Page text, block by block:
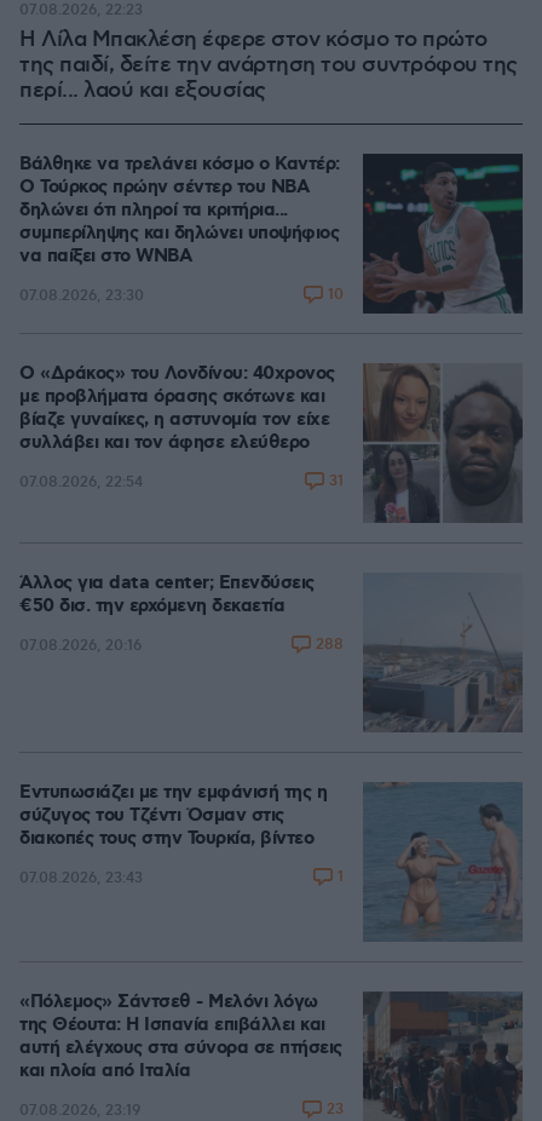
Η Λίλα Μπακλέση έφερε στον κόσμο το πρώτο
της παιδί, δείτε την ανάρτηση του συντρόφου της
περί... λαού και εξουσίας
07.08.2026, 22:23
Βάλθηκε να τρελάνει κόσμο ο Καντέρ:
Ο Τούρκος πρώην σέντερ του NBA
δηλώνει ότι πληροί τα κριτήρια...
συμπερίληψης και δηλώνει υποψήφιος
να παίξει στο WNBA
07.08.2026, 23:30 10
Ο «Δράκος» του Λονδίνου: 40χρονος
με προβλήματα όρασης σκότωνε και
βίαζε γυναίκες, η αστυνομία τον είχε
συλλάβει και τον άφησε ελεύθερο
07.08.2026, 22:54 31
Άλλος για data center; Επενδύσεις
€50 δισ. την ερχόμενη δεκαετία
07.08.2026, 20:16 288
Εντυπωσιάζει με την εμφάνισή της η
σύζυγος του Τζέντι Όσμαν στις
διακοπές τους στην Τουρκία, βίντεο
07.08.2026, 23:43 1
«Πόλεμος» Σάντσεθ - Μελόνι λόγω
της Θέουτα: Η Ισπανία επιβάλλει και
αυτή ελέγχους στα σύνορα σε πτήσεις
και πλοία από Ιταλία
07.08.2026, 23:19 23